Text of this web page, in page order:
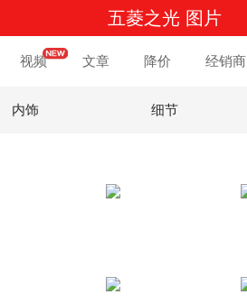
五菱之光 图片
视频 文章 降价 经销商
内饰 细节